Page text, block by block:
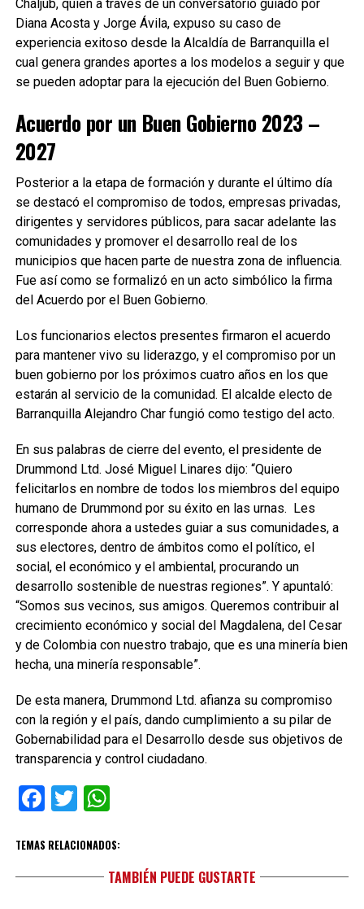
Chaljub, quien a través de un conversatorio guiado por
Diana Acosta y Jorge Ávila, expuso su caso de
experiencia exitoso desde la Alcaldía de Barranquilla el
cual genera grandes aportes a los modelos a seguir y que
se pueden adoptar para la ejecución del Buen Gobierno.
Acuerdo por un Buen Gobierno 2023 –
2027
Posterior a la etapa de formación y durante el último día
se destacó el compromiso de todos, empresas privadas,
dirigentes y servidores públicos, para sacar adelante las
comunidades y promover el desarrollo real de los
municipios que hacen parte de nuestra zona de influencia.
Fue así como se formalizó en un acto simbólico la firma
del Acuerdo por el Buen Gobierno.
Los funcionarios electos presentes firmaron el acuerdo
para mantener vivo su liderazgo, y el compromiso por un
buen gobierno por los próximos cuatro años en los que
estarán al servicio de la comunidad. El alcalde electo de
Barranquilla Alejandro Char fungió como testigo del acto.
En sus palabras de cierre del evento, el presidente de
Drummond Ltd. José Miguel Linares dijo: “Quiero
felicitarlos en nombre de todos los miembros del equipo
humano de Drummond por su éxito en las urnas. Les
corresponde ahora a ustedes guiar a sus comunidades, a
sus electores, dentro de ámbitos como el político, el
social, el económico y el ambiental, procurando un
desarrollo sostenible de nuestras regiones”. Y apuntaló:
“Somos sus vecinos, sus amigos. Queremos contribuir al
crecimiento económico y social del Magdalena, del Cesar
y de Colombia con nuestro trabajo, que es una minería bien
hecha, una minería responsable”.
De esta manera, Drummond Ltd. afianza su compromiso
con la región y el país, dando cumplimiento a su pilar de
Gobernabilidad para el Desarrollo desde sus objetivos de
transparencia y control ciudadano.
Facebook
TwitterWhatsApp
TEMAS RELACIONADOS:
TAMBIÉN PUEDE GUSTARTE